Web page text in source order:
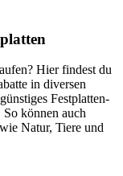
Hier findest du
in diversen
Festplatten-
können auch
Natur, Tiere und